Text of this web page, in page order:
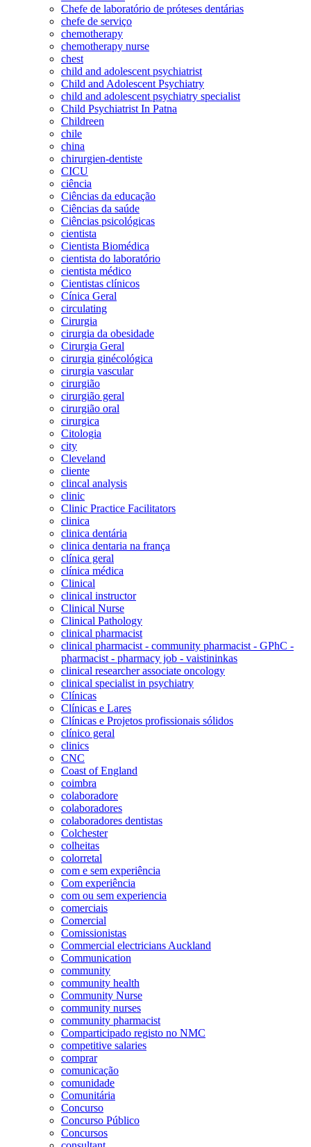
Chefe de laboratório de próteses dentárias
chefe de serviço
chemotherapy
chemotherapy nurse
chest
child and adolescent psychiatrist
Child and Adolescent Psychiatry
child and adolescent psychiatry specialist
Child Psychiatrist In Patna
Childreen
chile
china
chirurgien-dentiste
CICU
ciência
Ciências da educação
Ciências da saúde
Ciências psicológicas
cientista
Cientista Biomédica
cientista do laboratório
cientista médico
Cientistas clínicos
Cínica Geral
circulating
Cirurgia
cirurgia da obesidade
Cirurgia Geral
cirurgia ginécológica
cirurgia vascular
cirurgião
cirurgião geral
cirurgião oral
cirurgica
Citologia
city
Cleveland
cliente
clincal analysis
clinic
Clinic Practice Facilitators
clinica
clinica dentária
clinica dentaria na frança
clínica geral
clínica médica
Clinical
clinical instructor
Clinical Nurse
Clinical Pathology
clinical pharmacist
clinical pharmacist - community pharmacist - GPhC -
pharmacist - pharmacy job - vaistininkas
clinical researcher associate oncology
clinical specialist in psychiatry
Clínicas
Clínicas e Lares
Clínicas e Projetos profissionais sólidos
clínico geral
clinics
CNC
Coast of England
coimbra
colaboradore
colaboradores
colaboradores dentistas
Colchester
colheitas
colorretal
com e sem experiência
Com experiência
com ou sem experiencia
comerciais
Comercial
Comissionistas
Commercial electricians Auckland
Communication
community
community health
Community Nurse
community nurses
community pharmacist
Comparticipado registo no NMC
competitive salaries
comprar
comunicação
comunidade
Comunitária
Concurso
Concurso Público
Concursos